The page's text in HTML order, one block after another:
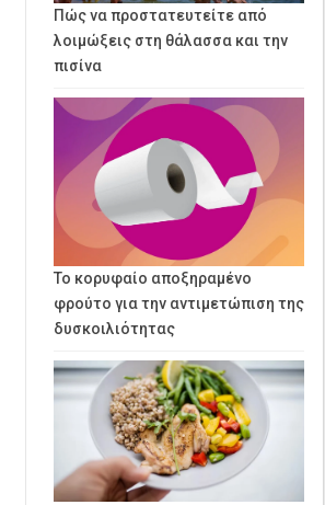
Πώς να προστατευτείτε από
λοιμώξεις στη θάλασσα και την
πισίνα
Το κορυφαίο αποξηραμένο
φρούτο για την αντιμετώπιση της
δυσκοιλιότητας